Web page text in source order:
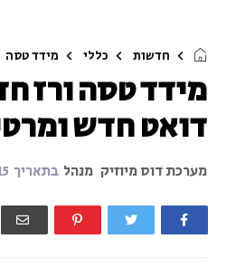
חדשות כללי מידד טסה
מידד טסה ורז
דואט חדש
מערכת דוס מיוזיק מנהל בתאריך